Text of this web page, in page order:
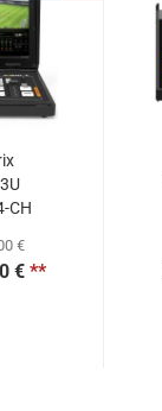
CH
€
€**